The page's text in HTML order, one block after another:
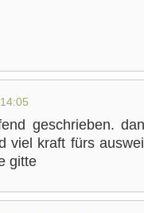
geschrieben.
viel kraft fürs
gitte